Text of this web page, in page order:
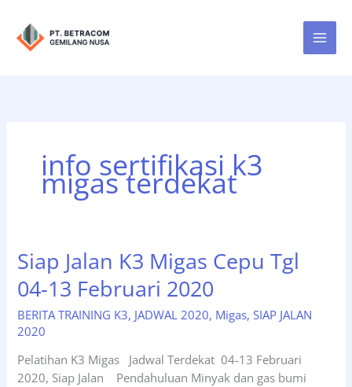
konten
info sertifikasi k3
migas terdekat
Siap Jalan K3 Migas Cepu Tgl
04-13 Februari 2020
BERITA TRAINING K3, JADWAL 2020, Migas,SIAP JALAN
2020
Pelatihan K3 Migas Jadwal Terdekat 04-13 Februari
2020, Siap Jalan Pendahuluan Minyak dan gas bumi